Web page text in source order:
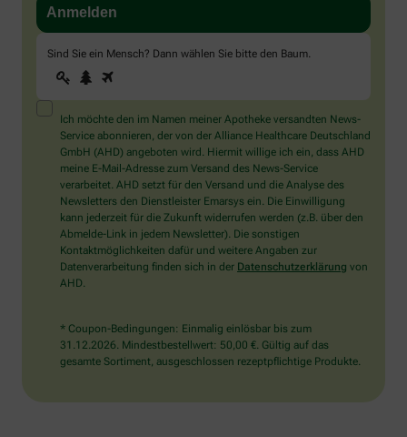
Sind Sie ein Mensch? Dann wählen Sie bitte den Baum.
Sind
Sie
ein
Mensch?
Dann
wählen
Sie
bitte
den
Baum.
1 2
Ich möchte den im Namen meiner Apotheke versandten News-
Service abonnieren, der von der Alliance Healthcare Deutschland
GmbH (AHD) angeboten wird. Hiermit willige ich ein, dass AHD
meine E-Mail-Adresse zum Versand des News-Service
verarbeitet. AHD setzt für den Versand und die Analyse des
Newsletters den Dienstleister Emarsys ein. Die Einwilligung
kann jederzeit für die Zukunft widerrufen werden (z.B. über den
Abmelde-Link in jedem Newsletter). Die sonstigen
Kontaktmöglichkeiten dafür und weitere Angaben zur
Datenverarbeitung finden sich in der Datenschutzerklärung von
AHD.
* Coupon-Bedingungen: Einmalig einlösbar bis zum
31.12.2026. Mindestbestellwert: 50,00 €. Gültig auf das
gesamte Sortiment, ausgeschlossen rezeptpflichtige Produkte.